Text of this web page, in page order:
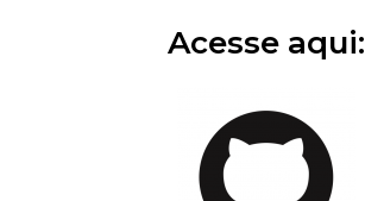
Acesse aqui: